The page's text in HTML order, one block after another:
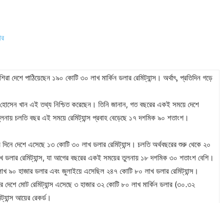
দেশে পাঠিয়েছেন ১৯০ কোটি ৩০ লাখ মার্কিন ডলার রেমিট্যান্স। অর্থাৎ, প্রতিদিন গড়ে
হোসেন খান এই তথ্য নিশ্চিত করেছেন। তিনি জানান, গত বছরের একই সময়ে দেশে
চলতি বছর এই সময়ে রেমিট্যান্স প্রবাহ বেড়েছে ১৭ দশমিক ৯০ শতাংশ।
দেশে এসেছে ১৩ কোটি ৩০ লাখ ডলার রেমিট্যান্স। চলতি অর্থবছরের শুরু থেকে ২০
ডলার রেমিট্যান্স, যা আগের বছরের একই সময়ের তুলনায় ১৮ দশমিক ৩০ শতাংশ বেশি।
হাজার ডলার এবং জুলাইয়ে এসেছিল ২৪৭ কোটি ৮০ লাখ ডলার রেমিট্যান্স।
দেশে মোট রেমিট্যান্স এসেছে ৩ হাজার ৩২ কোটি ৮০ লাখ মার্কিন ডলার (৩০.৩২
আয়ের রেকর্ড।